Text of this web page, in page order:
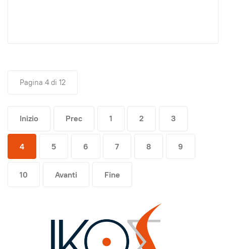
Pagina 4 di 12
Inizio Prec 1 2 3
4 5 6 7 8 9
10 Avanti Fine